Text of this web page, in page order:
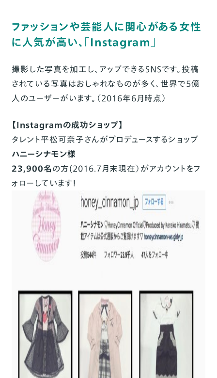
ファッションや芸能人に関心がある女性
に人気が高い、「Instagram」
撮影した写真を加工し、アップできるSNSです。投稿
されている写真はおしゃれなものが多く、世界で5億
人のユーザーがいます。（2016年6月時点）
【Instagramの成功ショップ】
タレント平松可奈子さんがプロデュースするショップ
ハニーシナモン様
23,900名の方(2016.7月末現在）がアカウントをフ
ォローしています！